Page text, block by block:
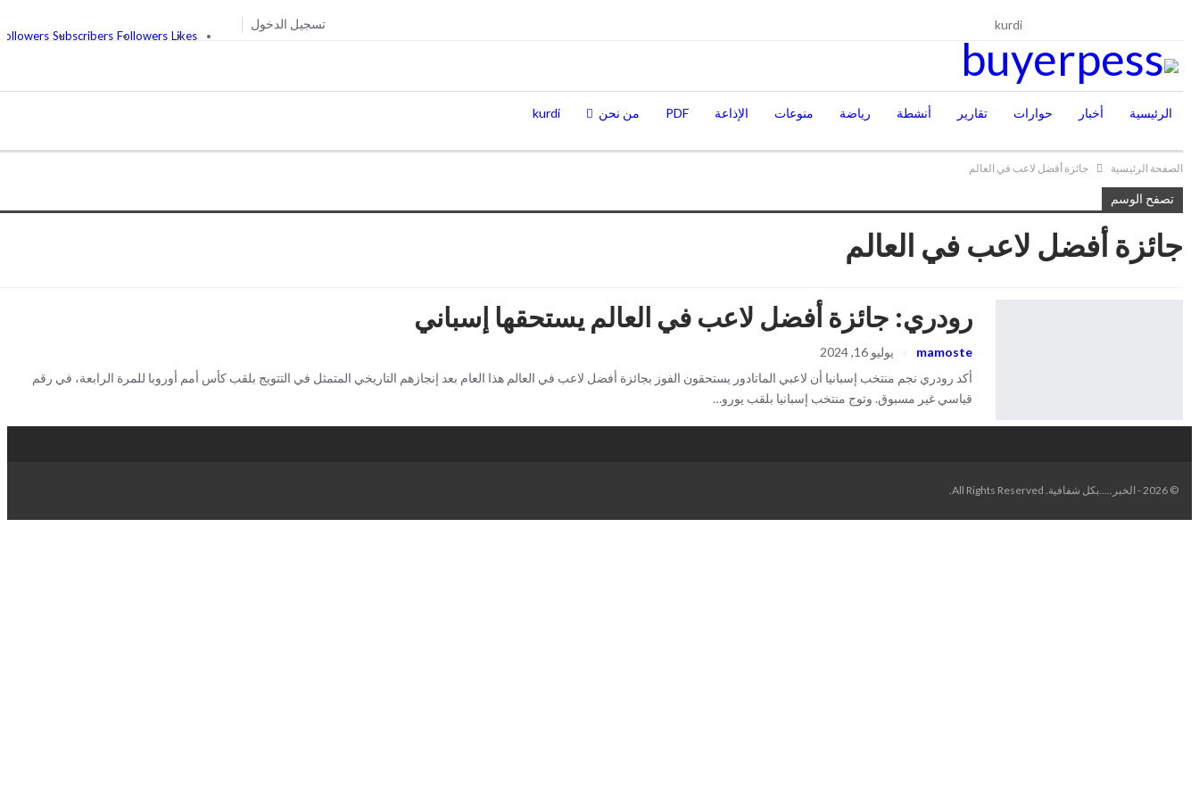
Likes
Followers
Subscribers
تسجيل الدخول kurdi
الرئيسية أخبار حوارات تقارير أنشطة رياضة منوعات الإذاعة PDF من نحن kurdi
الصفحة الرئيسية جائزة أفضل لاعب في العالم
تصفح الوسم
جائزة أفضل لاعب في العالم
رودري: جائزة أفضل لاعب في العالم يستحقها إسباني
mamoste
يوليو 16, 2024
أكد رودري نجم منتخب إسبانيا أن لاعبي الماتادور يستحقون الفوز بجائزة أفضل لاعب في العالم هذا العام بعد إنجازهم التاريخي المتمثل في التتويج بلقب كأس أمم أوروبا للمرة الرابعة، في رقم
قياسي غير مسبوق. وتوج منتخب إسبانيا بلقب يورو…
© 2026 - الخبر.....بكل شفافية. All Rights Reserved.